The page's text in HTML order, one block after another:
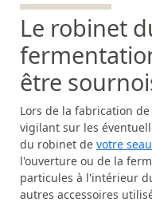
Le robinet
être
Lors de la fabrication
vigilant sur les
du robinet de votre
l'ouverture ou de la
particules à l'intérieur
autres accessoires